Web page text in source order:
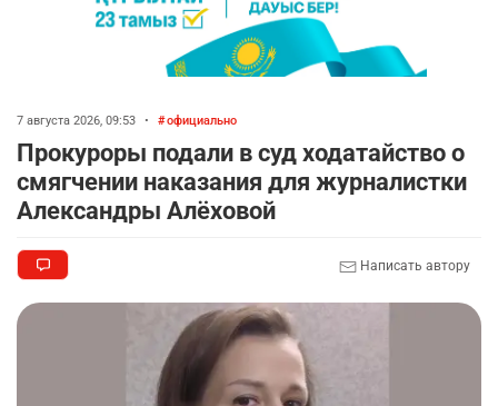
7 августа 2026, 09:53 • официально
Прокуроры подали в суд ходатайство о
смягчении наказания для журналистки
Александры Алёховой
Написать автору